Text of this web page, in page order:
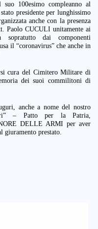
100esimo compleanno al
presidente per lunghissimo
anche con la presenza
Paolo CUCULI unitamente ai
dai componenti
il “coronavirus” che anche in
cura del Cimitero Militare di
dei suoi commilitoni di
anche a nome del nostro
– Patto per la Patria,
DELLE ARMI per aver
giuramento prestato.